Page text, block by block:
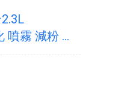
噴霧 減粉 清